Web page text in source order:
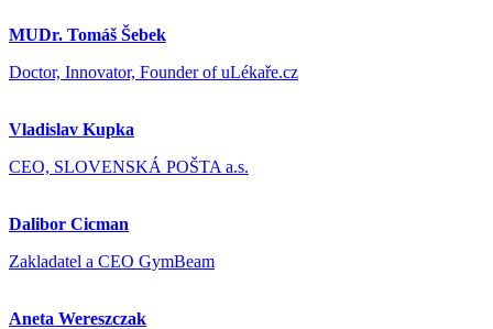
MUDr. Tomáš Šebek
Doctor, Innovator, Founder of uLékaře.cz
Vladislav Kupka
CEO, SLOVENSKÁ POŠTA a.s.
Dalibor Cicman
Zakladatel a CEO GymBeam
Aneta Wereszczak